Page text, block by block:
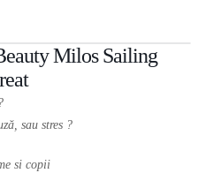
Milos Sailing
sau stres ?
si copii